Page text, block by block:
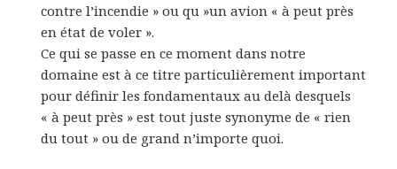
contre l’incendie » ou qu »un avion « à peut près
en état de voler ».
Ce qui se passe en ce moment dans notre
domaine est à ce titre particulièrement important
pour définir les fondamentaux au delà desquels
« à peut près » est tout juste synonyme de « rien
du tout » ou de grand n’importe quoi.